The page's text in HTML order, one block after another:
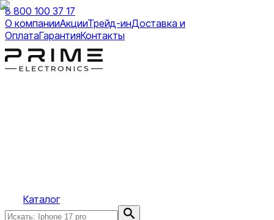
8 800 100 37 17
О компанииАкцииТрейд-инДоставка и
ОплатаГарантияКонтакты
Каталог